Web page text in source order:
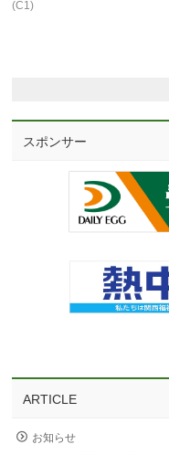
(C1)
スポンサー
ARTICLE
お知らせ